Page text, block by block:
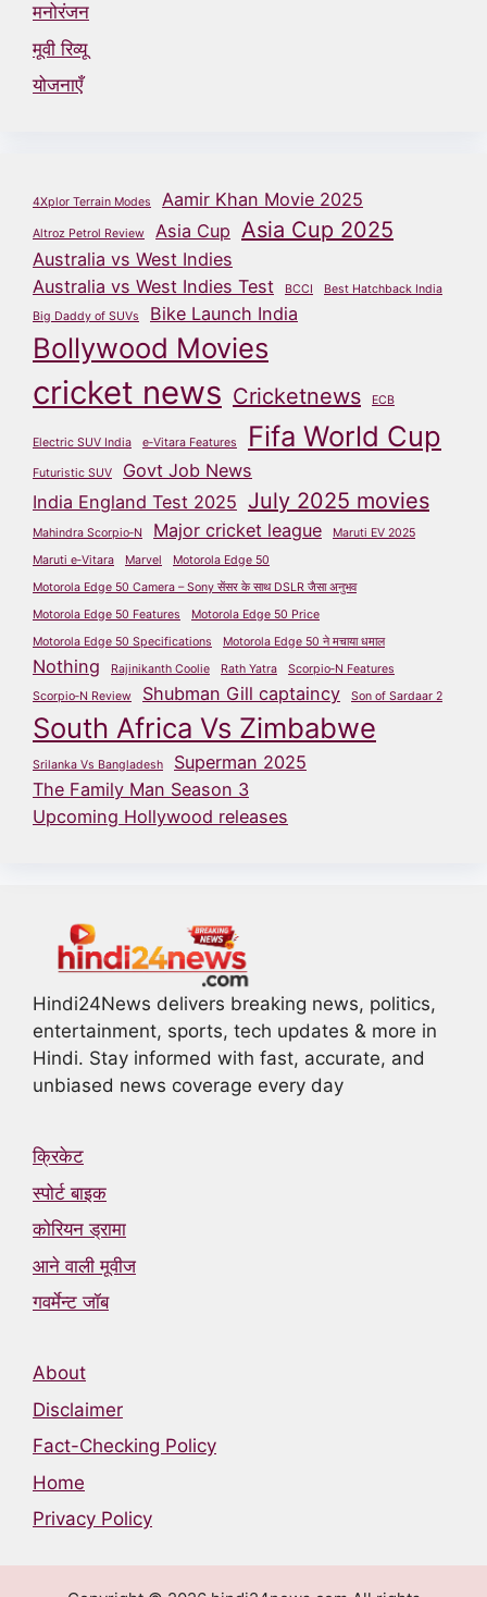
मनोरंजन
मूवी रिव्यू
योजनाएँ
4Xplor Terrain Modes Aamir Khan Movie 2025
Altroz Petrol Review Asia Cup Asia Cup 2025
Australia vs West Indies
Australia vs West Indies Test
BCCI
Best Hatchback India
Big Daddy of SUVs
Bike Launch India
Bollywood Movies
cricket news Cricketnews ECB
Electric SUV India e‑Vitara Features Fifa World Cup
Futuristic SUV
Govt Job News
India England Test 2025 July 2025 movies
Mahindra Scorpio‑N Major cricket league
Maruti EV 2025
Maruti e‑Vitara
Marvel
Motorola Edge 50
Motorola Edge 50 Camera – Sony सेंसर के साथ DSLR जैसा अनुभव
Motorola Edge 50 Features
Motorola Edge 50 Price
Motorola Edge 50 Specifications
Motorola Edge 50 ने मचाया धमाल
Nothing Rajinikanth Coolie Rath Yatra
Scorpio‑N Features
Scorpio‑N Review
Shubman Gill captaincy Son of Sardaar 2
South Africa Vs Zimbabwe
Srilanka Vs Bangladesh
Superman 2025
The Family Man Season 3
Upcoming Hollywood releases
Hindi24News delivers breaking news, politics,
entertainment, sports, tech updates & more in
Hindi. Stay informed with fast, accurate, and
unbiased news coverage every day
क्रिकेट
स्पोर्ट बाइक
कोरियन ड्रामा
आने वाली मूवीज
गवर्मेन्ट जॉब
About
Disclaimer
Fact-Checking Policy
Home
Privacy Policy